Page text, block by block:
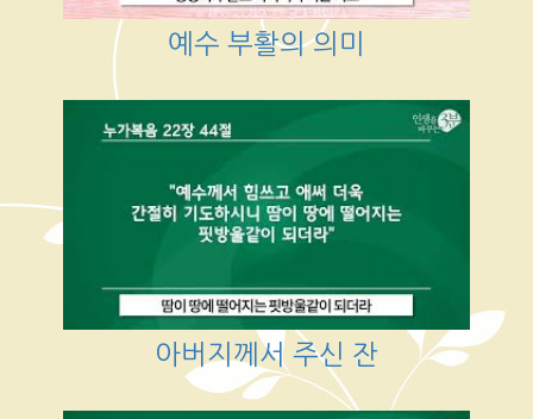
예수 부활의 의미
아버지께서 주신 잔